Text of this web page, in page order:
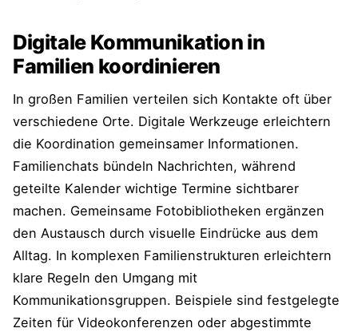
Digitale Kommunikation in
Familien koordinieren
In großen Familien verteilen sich Kontakte oft über
verschiedene Orte. Digitale Werkzeuge erleichtern
die Koordination gemeinsamer Informationen.
Familienchats bündeln Nachrichten, während
geteilte Kalender wichtige Termine sichtbarer
machen. Gemeinsame Fotobibliotheken ergänzen
den Austausch durch visuelle Eindrücke aus dem
Alltag. In komplexen Familienstrukturen erleichtern
klare Regeln den Umgang mit
Kommunikationsgruppen. Beispiele sind festgelegte
Zeiten für Videokonferenzen oder abgestimmte